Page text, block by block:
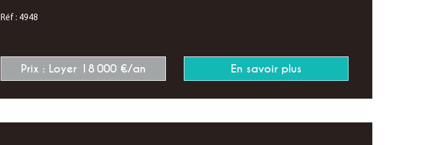
Réf : 4948
Prix : Loyer 18 000 €/an En savoir plus